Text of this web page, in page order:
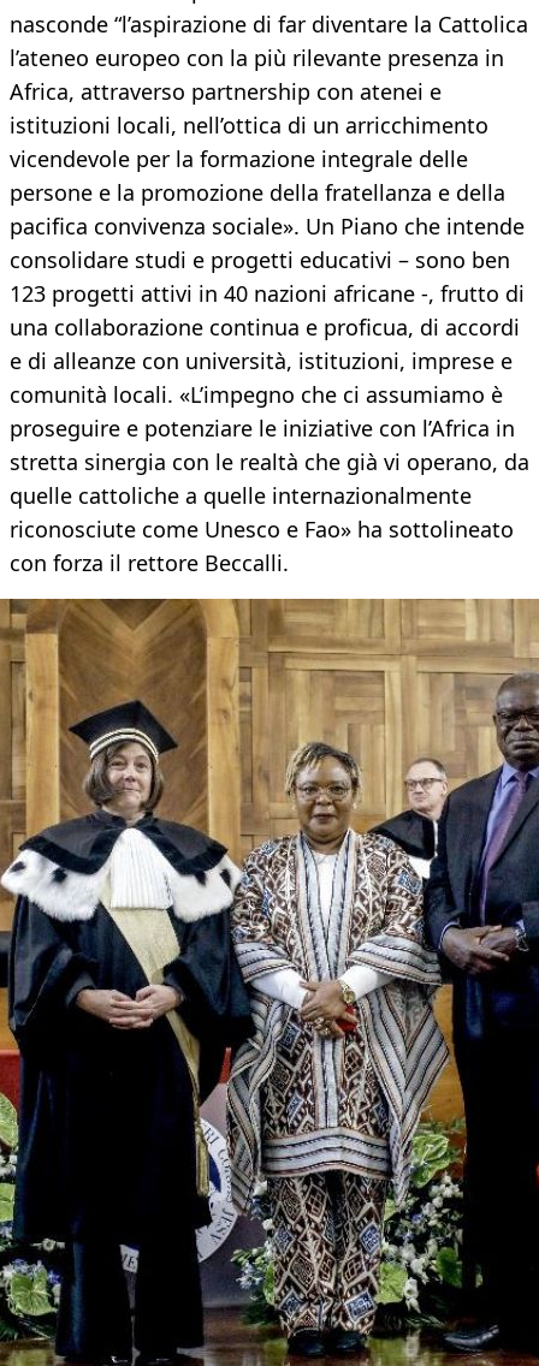
nasconde “l’aspirazione di far diventare la Cattolica
l’ateneo europeo con la più rilevante presenza in
Africa, attraverso partnership con atenei e
istituzioni locali, nell’ottica di un arricchimento
vicendevole per la formazione integrale delle
persone e la promozione della fratellanza e della
pacifica convivenza sociale». Un Piano che intende
consolidare studi e progetti educativi – sono ben
123 progetti attivi in 40 nazioni africane -, frutto di
una collaborazione continua e proficua, di accordi
e di alleanze con università, istituzioni, imprese e
comunità locali. «L’impegno che ci assumiamo è
proseguire e potenziare le iniziative con l’Africa in
stretta sinergia con le realtà che già vi operano, da
quelle cattoliche a quelle internazionalmente
riconosciute come Unesco e Fao» ha sottolineato
con forza il rettore Beccalli.